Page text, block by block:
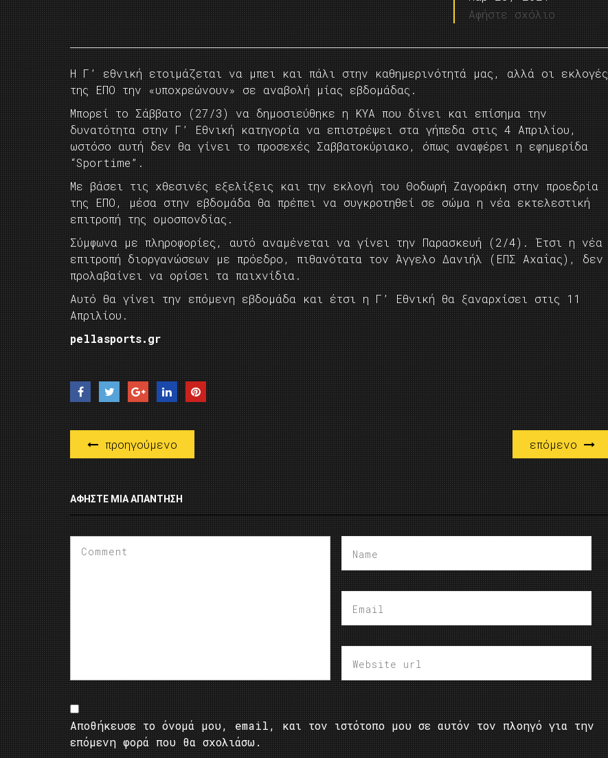
Αφήστε σχόλιο
Η Γ’ εθνική ετοιμάζεται να μπει και πάλι στην καθημερινότητά μας, αλλά οι εκλογές
της ΕΠΟ την «υποχρεώνουν» σε αναβολή μίας εβδομάδας.
Μπορεί το Σάββατο (27/3) να δημοσιεύθηκε η ΚΥΑ που δίνει και επίσημα την
δυνατότητα στην Γ’ Εθνική κατηγορία να επιστρέψει στα γήπεδα στις 4 Απριλίου,
ωστόσο αυτή δεν θα γίνει το προσεχές Σαββατοκύριακο, όπως αναφέρει η εφημερίδα
“Sportime”.
Με βάσει τις χθεσινές εξελίξεις και την εκλογή του Θοδωρή Ζαγοράκη στην προεδρία
της ΕΠΟ, μέσα στην εβδομάδα θα πρέπει να συγκροτηθεί σε σώμα η νέα εκτελεστική
επιτροπή της ομοσπονδίας.
Σύμφωνα με πληροφορίες, αυτό αναμένεται να γίνει την Παρασκευή (2/4). Έτσι η νέα
επιτροπή διοργανώσεων με πρόεδρο, πιθανότατα τον Άγγελο Δανιήλ (ΕΠΣ Αχαΐας), δεν
προλαβαίνει να ορίσει τα παιχνίδια.
Αυτό θα γίνει την επόμενη εβδομάδα και έτσι η Γ’ Εθνική θα ξαναρχίσει στις 11
Απριλίου.
pellasports.gr
προηγούμενο επόμενο
ΑΦΉΣΤΕ ΜΙΑ ΑΠΆΝΤΗΣΗ
Αποθήκευσε το όνομά μου, email, και τον ιστότοπο μου σε αυτόν τον πλοηγό για την
επόμενη φορά που θα σχολιάσω.